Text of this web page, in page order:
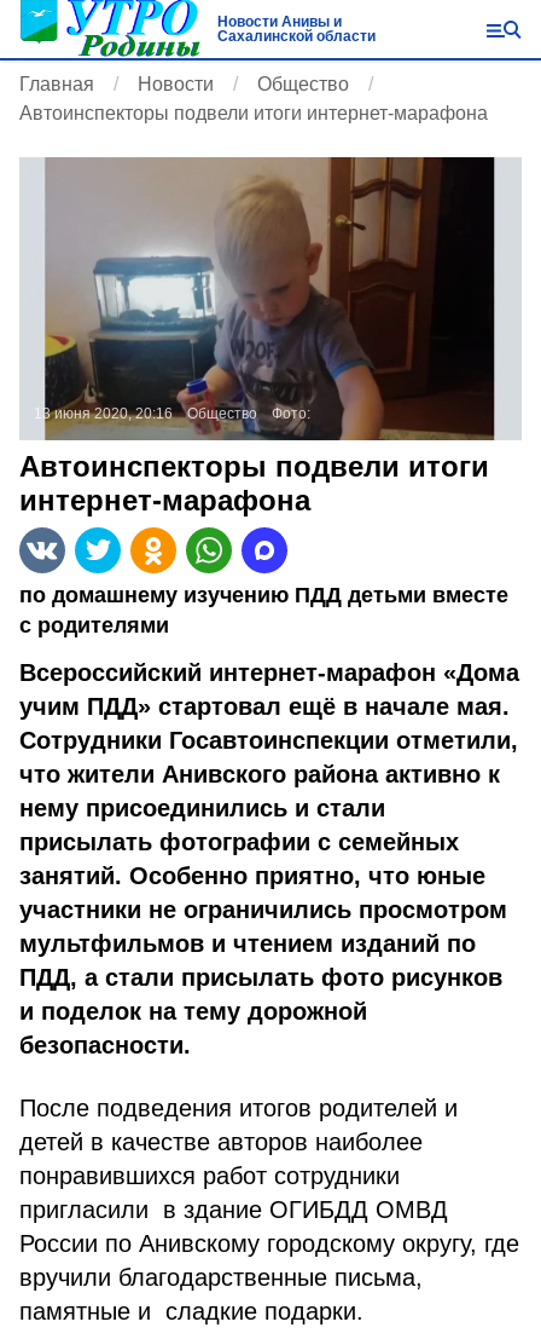
Новости Анивы и
Сахалинской области
Главная Новости
Общество
Автоинспекторы подвели итоги интернет-марафона
13 июня 2020, 20:16 Общество Фото:
Автоинспекторы подвели итоги
интернет-марафона
по домашнему изучению ПДД детьми вместе
с родителями
Всероссийский интернет-марафон «Дома
учим ПДД» стартовал ещё в начале мая.
Сотрудники Госавтоинспекции отметили,
что жители Анивского района активно к
нему присоединились и стали
присылать фотографии с семейных
занятий. Особенно приятно, что юные
участники не ограничились просмотром
мультфильмов и чтением изданий по
ПДД, а стали присылать фото рисунков
и поделок на тему дорожной
безопасности.
После подведения итогов родителей и
детей в качестве авторов наиболее
понравившихся работ сотрудники
пригласили в здание ОГИБДД ОМВД
России по Анивскому городскому округу, где
вручили благодарственные письма,
памятные и сладкие подарки.